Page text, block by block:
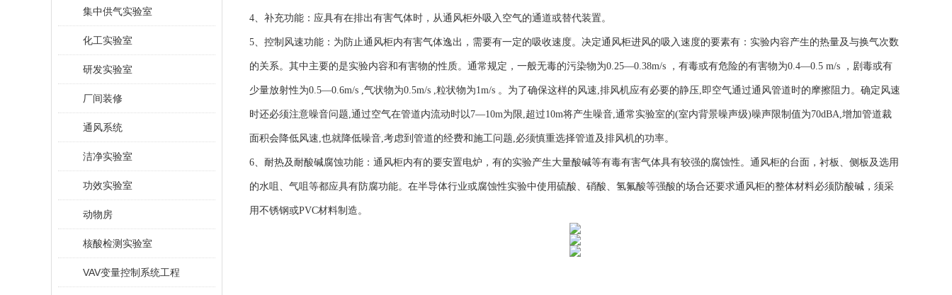
集中供气实验室
化工实验室
研发实验室
厂间装修
通风系统
洁净实验室
功效实验室
动物房
核酸检测实验室
VAV变量控制系统工程
4、补充功能：应具有在排出有害气体时，从通风柜外吸入空气的通道或替代装置。
5、控制风速功能：为防止通风柜内有害气体逸出，需要有一定的吸收速度。决定通风柜进风的吸入速度的要素有：实验内容产生的热量及与换气次数
的关系。其中主要的是实验内容和有害物的性质。通常规定，一般无毒的污染物为0.25―0.38m/s ，有毒或有危险的有害物为0.4―0.5 m/s ，剧毒或有
少量放射性为0.5―0.6m/s ,气状物为0.5m/s ,粒状物为1m/s 。为了确保这样的风速,排风机应有必要的静压,即空气通过通风管道时的摩擦阻力。确定风速
时还必须注意噪音问题,通过空气在管道内流动时以7―10m为限,超过10m将产生噪音,通常实验室的(室内背景噪声级)噪声限制值为70dBA,增加管道裁
面积会降低风速,也就降低噪音,考虑到管道的经费和施工问题,必须慎重选择管道及排风机的功率。
6、耐热及耐酸碱腐蚀功能：通风柜内有的要安置电炉，有的实验产生大量酸碱等有毒有害气体具有较强的腐蚀性。通风柜的台面，衬板、侧板及选用
的水咀、气咀等都应具有防腐功能。在半导体行业或腐蚀性实验中使用硫酸、硝酸、氢氟酸等强酸的场合还要求通风柜的整体材料必须防酸碱，须采
用不锈钢或PVC材料制造。